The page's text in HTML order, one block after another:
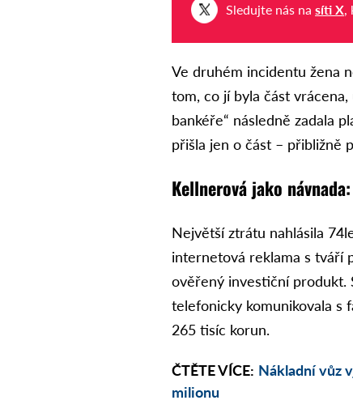
Sledujte nás nasíti X
Ve druhém incidentu žena
tom, co jí byla část
bankéře“ následně zadala
přišla jen o část – přibližně
Kellnerová jako
Největší ztrátu nahlásila
internetová reklama s tváří
ověřený investiční produkt.
telefonicky komunikovala s
265 tisíc korun.
ČTĚTE VÍCE: Nákladní vůz
milionu